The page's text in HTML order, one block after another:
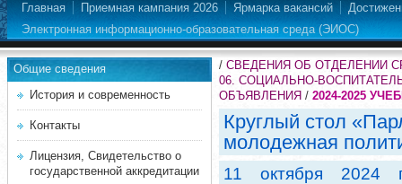
Главная Приемная кампания 2026 Ярмарка вакансий
Электронная информационно-образовательная среда (ЭИОС)
Общие сведения
История и современность
Контакты
Лицензия, Свидетельство о
государственной аккредитации
/ СВЕДЕНИЯ ОБ ОТДЕЛЕНИИ
06. СОЦИАЛЬНО-
ОБЪЯВЛЕНИЯ / 2024-2025
Круглый стол
молодежная
11 октября 2024